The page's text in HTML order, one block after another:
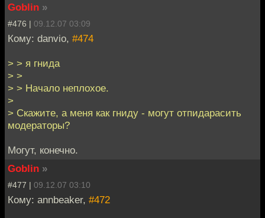
Goblin »
#476 | 09.12.07 03:09
Кому: danvio, #474
> > я гнида
> >
> > Начало неплохое.
>
> Скажите, а меня как гниду - могут отпидарасить
модераторы?
Могут, конечно.
Goblin »
#477 | 09.12.07 03:10
Кому: annbeaker, #472